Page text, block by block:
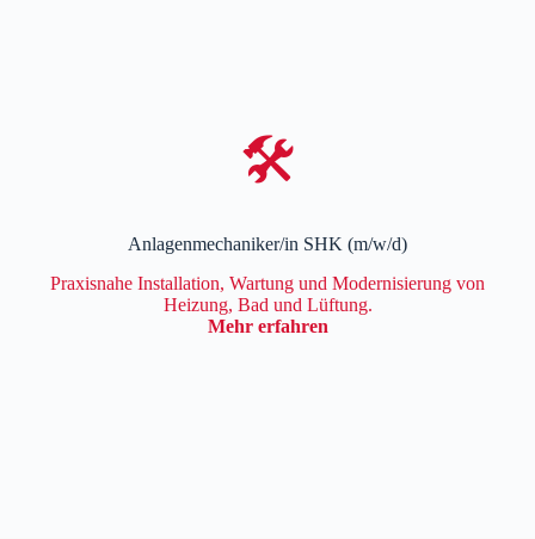
🛠️
Anlagenmechaniker/in SHK (m/w/d)
Praxisnahe Installation, Wartung und Modernisierung von
Heizung, Bad und Lüftung.
Mehr erfahren